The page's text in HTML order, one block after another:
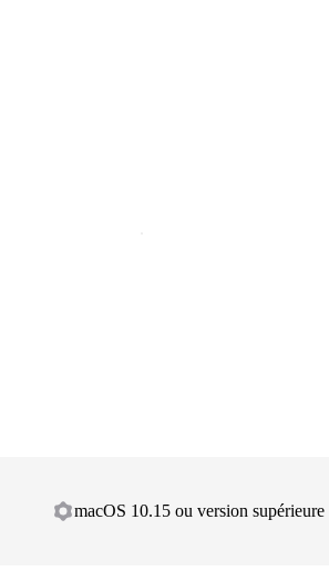
macOS 10.15 ou version supérieure